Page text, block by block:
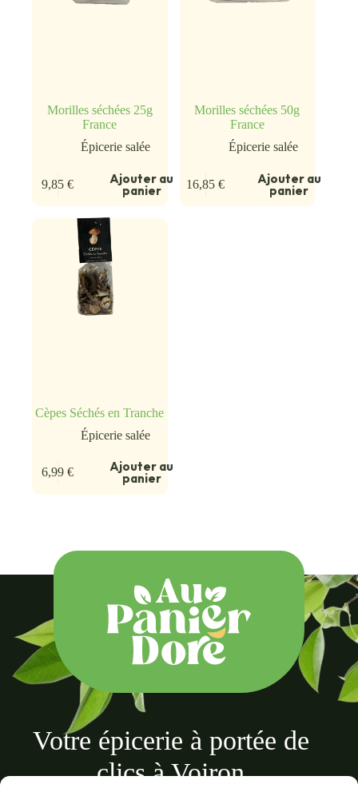
Morilles séchées 25g
France
Épicerie salée
9,85€ Ajouter au
panier
Morilles séchées 50g
France
Épicerie salée
16,85€ Ajouter au
panier
Cèpes Séchés en Tranche
Épicerie salée
6,99€ Ajouter au
panier
Votre épicerie à portée de
clics à Voiron